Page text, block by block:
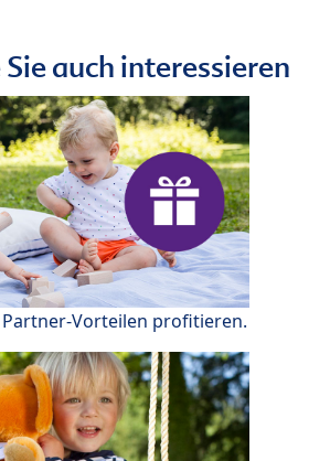
auch interessieren
Partner-Vorteilen profitieren.